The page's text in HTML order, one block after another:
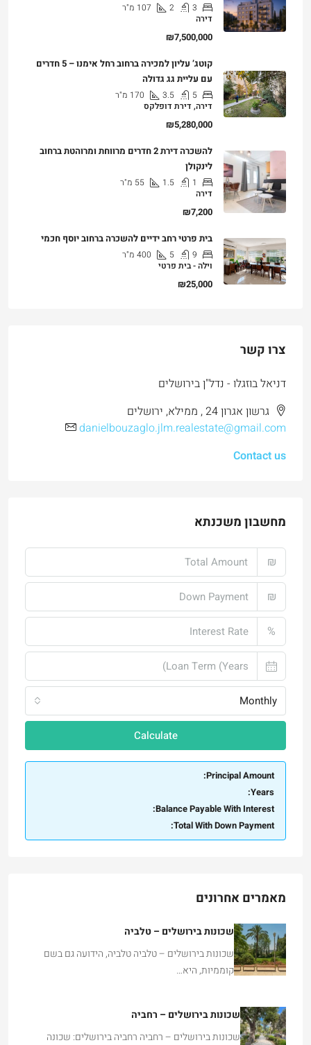
3
2
107 מ"ר
דירה
₪7,500,000
קוטג’ עליון למכירה ברחוב רחל אימנו – 5 חדרים
עם עליית גג גדולה
5
3.5
170 מ"ר
דירה, דירת דופלקס
₪5,280,000
להשכרה דירת 2 חדרים מרווחת ומרוהטת ברחוב
לינקולן
1
1.5
55 מ"ר
דירה
₪7,200
בית פרטי רחב ידיים להשכרה ברחוב יוסף חכמי
9
5
400 מ"ר
וילה - בית פרטי
₪25,000
צרו קשר
דניאל בוזגלו - נדל"ן בירושלים
גרשון אגרון 24 , ממילא, ירושלים
danielbouzaglo.jlm.realestate@gmail.com
Contact us
מחשבון משכנתא
₪
₪
%
Monthly
Calculate
Principal Amount:
Years:
Balance Payable With Interest:
Total With Down Payment:
מאמרים אחרונים
שכונות בירושלים – טלביה
שכונות בירושלים – טלביה טלביה, הידועה גם בשם
קוממיות, היא…
שכונות בירושלים – רחביה
שכונות בירושלים – רחביה רחביה בירושלים: שכונה